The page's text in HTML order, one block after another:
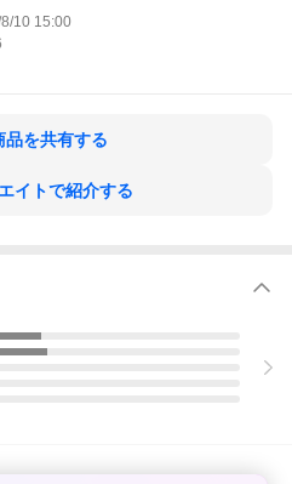
10 15:00
品を共有する
イトで紹介する